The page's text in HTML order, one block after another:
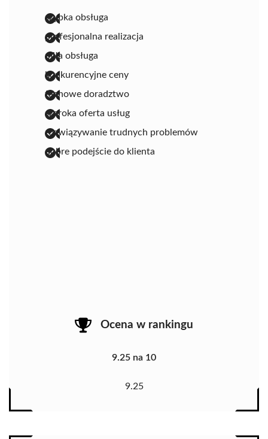
szybka obsługa
profesjonalna realizacja
miła obsługa
konkurencyjne ceny
fachowe doradztwo
szeroka oferta usług
rozwiązywanie trudnych problemów
dobre podejście do klienta
Ocena w rankingu
9.25 na 10
9.25